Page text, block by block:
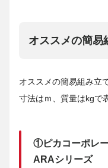
オススメの簡易
オススメの簡易組み立
寸法はｍ、質量はkgで
①ピカコーポレ
ARAシリーズ